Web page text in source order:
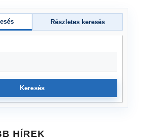
Részletes keresés
Keresés
HÍREK